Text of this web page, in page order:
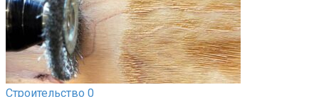
Строительство 0